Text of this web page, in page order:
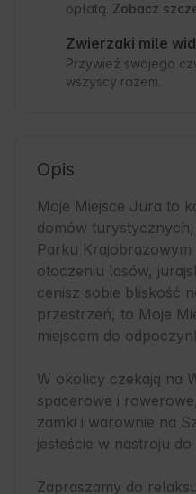
opłatą. Zobacz
Zwierzaki mile
Przywieź swojego
wszyscy razem.
Opis
Moje Miejsce Jura to
domów
Parku Krajobrazowym
otoczeniu lasów,
cenisz sobie bliskość
przestrzeń, to Moje
miejscem do
W okolicy czekają na
spacerowe i
zamki i warownie na
jesteście w nastroju
Zapraszamy do